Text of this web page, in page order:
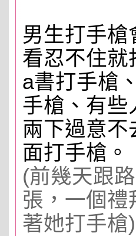
男生打手槍
看忍不住就
a書打手槍
手槍、有些
兩下過意不
面打手槍。
(前幾天跟
張，一個禮
著她打手槍